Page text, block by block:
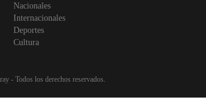
Nacionales
Internacionales
Deportes
Cultura
- Todos los derechos reservados.